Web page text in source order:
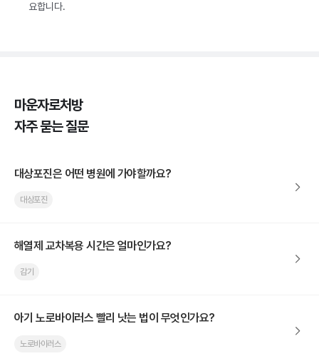
요합니다.
마운자로처방
자주 묻는 질문
대상포진은 어떤 병원에 가야할까요?
대상포진
해열제 교차복용 시간은 얼마인가요?
감기
아기 노로바이러스 빨리 낫는 법이 무엇인가요?
노로바이러스